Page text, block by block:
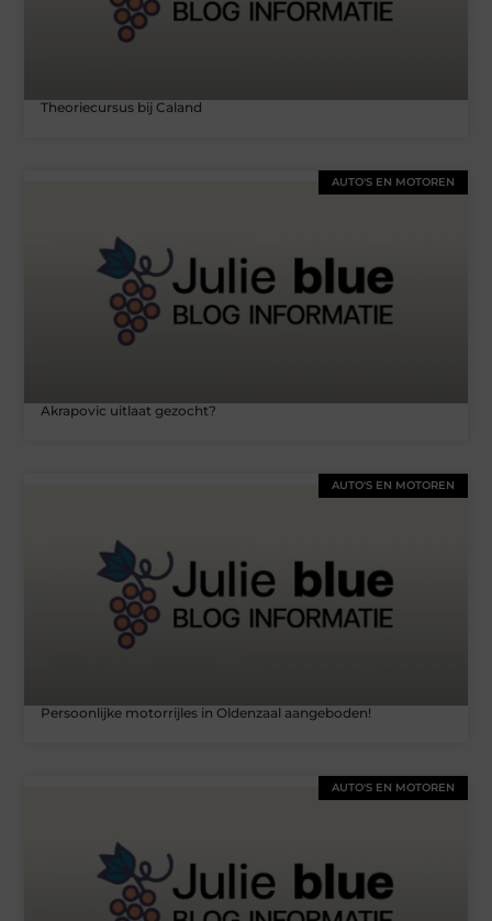
Theoriecursus bij Caland
AUTO'S EN MOTOREN
Akrapovic uitlaat gezocht?
AUTO'S EN MOTOREN
Persoonlijke motorrijles in Oldenzaal aangeboden!
AUTO'S EN MOTOREN